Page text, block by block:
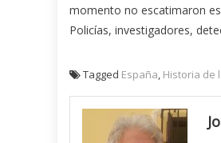
momento no escatimaron
Policías, investigadores,
Tagged España, Historia de